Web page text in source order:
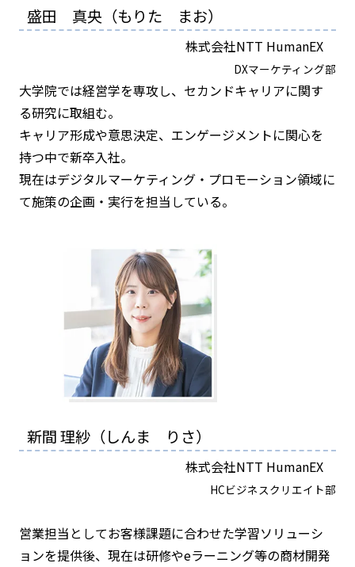
盛田 真央（もりた まお）
株式会社NTT HumanEX
DXマーケティング部
大学院では経営学を専攻し、セカンドキャリアに関す
る研究に取組む。
キャリア形成や意思決定、エンゲージメントに関心を
持つ中で新卒入社。​
現在はデジタルマーケティング・プロモーション領域に
て施策の企画・実行を担当している。​
新間 理紗（しんま りさ）
株式会社NTT HumanEX
HCビジネスクリエイト部
営業担当としてお客様課題に合わせた学習ソリューシ
ョンを提供後、現在は研修やeラーニング等の商材開発